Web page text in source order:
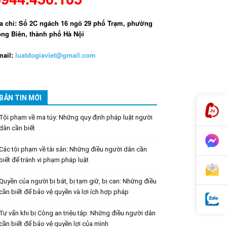
chỉ: Số 2C ngách 16 ngõ 29 phố Trạm, phường
Biên, thành phố Hà Nội
luatdogiaviet@gmail.com
BẢN TIN MỚI
Tội phạm về ma túy: Những quy định pháp luật người
cần biết
tội phạm về tài sản: Những điều người dân cần
để tránh vi phạm pháp luật
của người bị bắt, bị tạm giữ, bị can: Những điều
biết để bảo vệ quyền và lợi ích hợp pháp
Tư vấn khi bị Công an triệu tập: Những điều người dân
biết để bảo vệ quyền lợi của mình